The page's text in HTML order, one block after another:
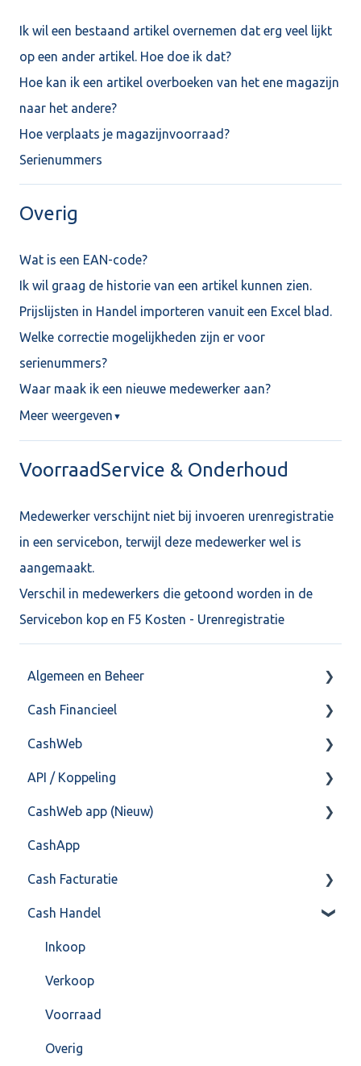
Ik wil een bestaand artikel overnemen dat erg veel lijkt
op een ander artikel. Hoe doe ik dat?
Hoe kan ik een artikel overboeken van het ene magazijn
naar het andere?
Hoe verplaats je magazijnvoorraad?
Serienummers
Overig
Wat is een EAN-code?
Ik wil graag de historie van een artikel kunnen zien.
Prijslijsten in Handel importeren vanuit een Excel blad.
Welke correctie mogelijkheden zijn er voor
serienummers?
Waar maak ik een nieuwe medewerker aan?
Meer weergeven ▼
VoorraadService & Onderhoud
Medewerker verschijnt niet bij invoeren urenregistratie
in een servicebon, terwijl deze medewerker wel is
aangemaakt.
Verschil in medewerkers die getoond worden in de
Servicebon kop en F5 Kosten - Urenregistratie
Algemeen en Beheer
Bank(koppeling)
Import/Export
Postbus
Training & Consultancy
Overig
Cash Financieel
Boekhoud
Fiscaal
Overig
CashWeb
CashHero Layout
Mailen vanuit CASHWeb
Algemeen gebruik
API / Koppeling
Algemeen
Api 3.0 (SOAP API)
API 4.0 (REST API)
CashWeb app (Nieuw)
Veel gestelde vragen
CashApp
Cash Facturatie
Factureren
Instellingen
Algemeen
Formulierlayout
Cash Handel
Inkoop
Verkoop
Voorraad
Overig